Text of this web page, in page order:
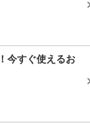
今すぐ使えるお